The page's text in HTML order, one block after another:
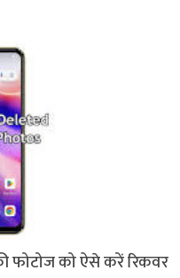
फोटोज को ऐसे करें रिकवर